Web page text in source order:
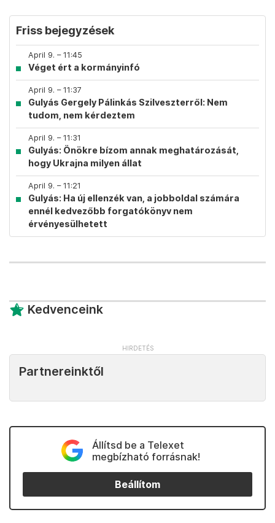
Friss bejegyzések
April 9. – 11:45
Véget ért a kormányinfó
April 9. – 11:37
Gulyás Gergely Pálinkás Szilveszterről: Nem
tudom, nem kérdeztem
April 9. – 11:31
Gulyás: Önökre bízom annak meghatározását,
hogy Ukrajna milyen állat
April 9. – 11:21
Gulyás: Ha új ellenzék van, a jobboldal számára
ennél kedvezőbb forgatókönyv nem
érvényesülhetett
Kedvenceink
Partnereinktől
Állítsd be a Telexet
megbízható forrásnak!
Beállítom